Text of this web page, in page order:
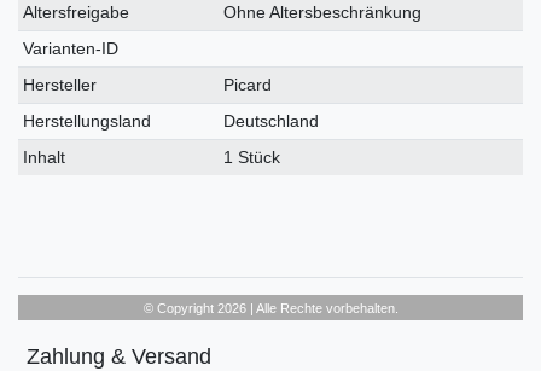
Altersfreigabe
Ohne Altersbeschränkung
Varianten-ID
Hersteller
Picard
Herstellungsland
Deutschland
Inhalt
1 Stück
© Copyright 2026 | Alle Rechte vorbehalten.
Zahlung & Versand